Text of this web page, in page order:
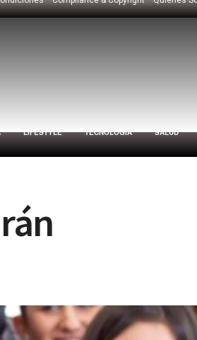
LIFESTYLE TECNOLOGÍA SALUD